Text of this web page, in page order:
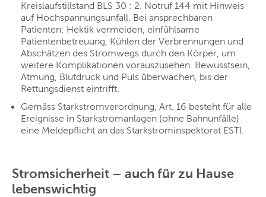
Kreislaufstillstand BLS 30 : 2. Notruf 144 mit Hinweis
auf Hochspannungsunfall. Bei ansprechbaren
Patienten: Hektik vermeiden, einfühlsame
Patientenbetreuung, Kühlen der Verbrennungen und
Abschätzen des Stromwegs durch den Körper, um
weitere Komplikationen vorauszusehen. Bewusstsein,
Atmung, Blutdruck und Puls überwachen, bis der
Rettungsdienst eintrifft.
Gemäss Starkstromverordnung, Art. 16 besteht für alle
Ereignisse in Starkstromanlagen (ohne Bahnunfälle)
eine Meldepflicht an das Starkstrominspektorat ESTI.
Stromsicherheit – auch für zu Hause
lebenswichtig